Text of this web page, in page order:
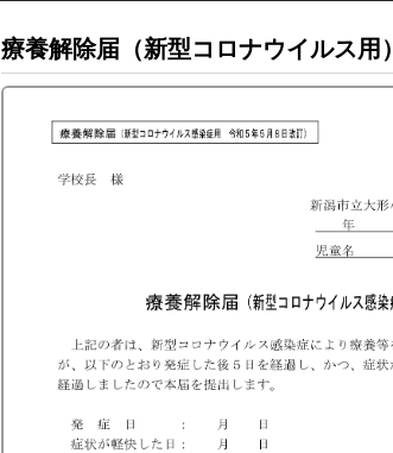
療養解除届（新型コロナウイルス用）